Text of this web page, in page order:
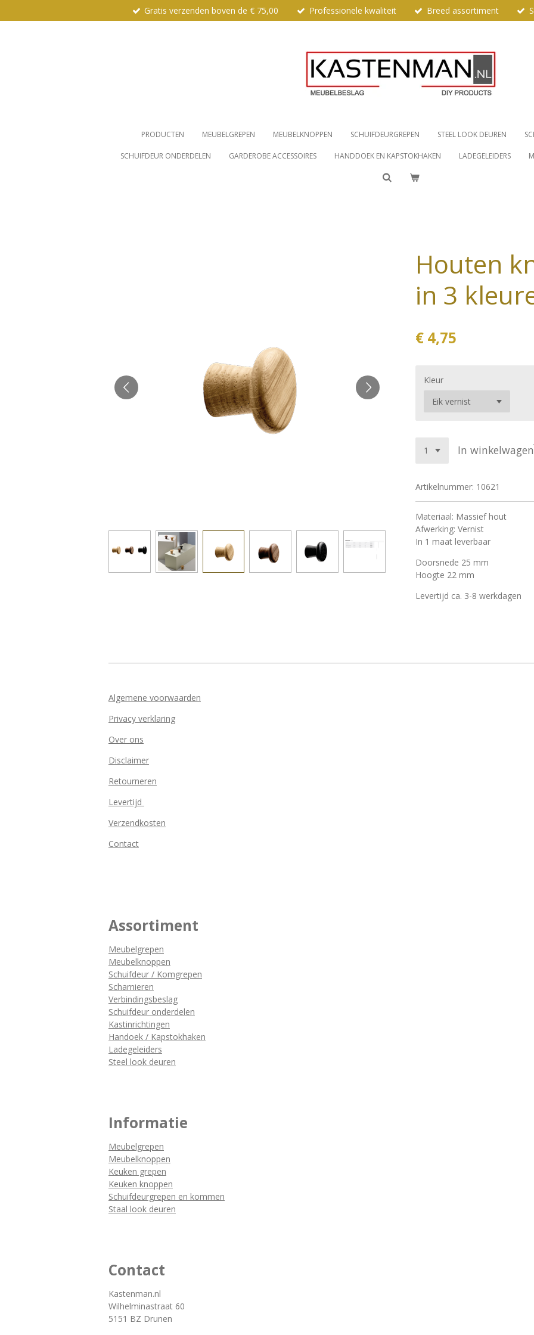
direct
Gratis verzenden boven de € 75,00 Professionele kwaliteit Breed assortiment
PRODUCTEN MEUBELGREPEN MEUBELKNOPPEN SCHUIFDEURGREPEN STEEL LOOK DEUREN
SCHUIFDEUR ONDERDELEN GARDEROBE ACCESSOIRES HANDDOEK EN KAPSTOKHAKEN LADEGELEIDERS
Houten
in 3
€ 4,75
Kleur
In winkelwagen
Artikelnummer: 10621
Materiaal: Massief hout
Afwerking: Vernist
In 1 maat leverbaar
Doorsnede 25 mm
Hoogte 22 mm
Levertijd ca. 3-8 werkdagen
Algemene voorwaarden
Privacy verklaring
Over ons
Disclaimer
Retourneren
Levertijd
Verzendkosten
Contact
Assortiment
Meubelgrepen
Meubelknoppen
Schuifdeur / Komgrepen
Scharnieren
Verbindingsbeslag
Schuifdeur onderdelen
Kastinrichtingen
Handoek / Kapstokhaken
Ladegeleiders
Steel look deuren
Informatie
Meubelgrepen
Meubelknoppen
Keuken grepen
Keuken knoppen
Schuifdeurgrepen en kommen
Staal look deuren
Contact
Kastenman.nl
Wilhelminastraat 60
5151 BZ Drunen